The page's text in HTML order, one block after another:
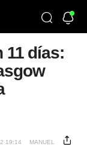
11 días:
19:14 MANUEL